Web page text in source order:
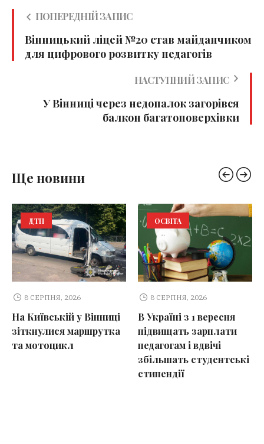
ПОПЕРЕДНІЙ ЗАПИС
Вінницький ліцей №20 став майданчиком
для цифрового розвитку педагогів
НАСТУПНИЙ ЗАПИС
У Вінниці через недопалок загорівся
балкон багатоповерхівки
Ще новини
ДТП
8 СЕРПНЯ, 2026
На Київській у Вінниці
зіткнулися маршрутка
та мотоцикл
ОСВІТА
8 СЕРПНЯ, 2026
В Україні з 1 вересня
підвищать зарплати
педагогам і вдвічі
збільшать студентські
стипендії